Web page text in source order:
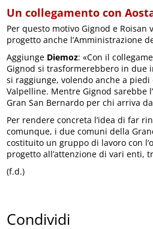
Un collegamento con
Per questo motivo Gignod e
progetto anche l’Amministrazione
Aggiunge Diemoz: «Con il
Gignod si trasformerebbero in due
si raggiunge, volendo anche a
Valpelline. Mentre Gignod sarebbe
Gran San Bernardo per chi arriva
Per rendere concreta l’idea di far
comunque, i due comuni della
costituito un gruppo di lavoro con
progetto all’attenzione di vari enti,
(f.d.)
Condividi